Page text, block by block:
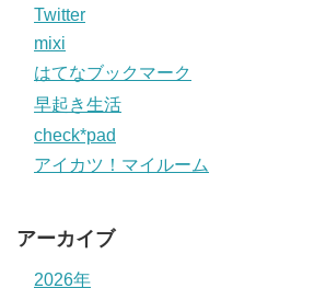
Twitter
mixi
はてなブックマーク
早起き生活
check*pad
アイカツ！マイルーム
アーカイブ
2026年